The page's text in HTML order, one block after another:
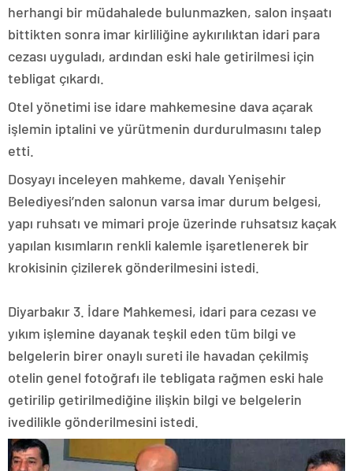
herhangi bir müdahalede bulunmazken, salon inşaatı
bittikten sonra imar kirliliğine aykırılıktan idari para
cezası uyguladı, ardından eski hale getirilmesi için
tebligat çıkardı.
Otel yönetimi ise idare mahkemesine dava açarak
işlemin iptalini ve yürütmenin durdurulmasını talep
etti.
Dosyayı inceleyen mahkeme, davalı Yenişehir
Belediyesi’nden salonun varsa imar durum belgesi,
yapı ruhsatı ve mimari proje üzerinde ruhsatsız kaçak
yapılan kısımların renkli kalemle işaretlenerek bir
krokisinin çizilerek gönderilmesini istedi.
Diyarbakır 3. İdare Mahkemesi, idari para cezası ve
yıkım işlemine dayanak teşkil eden tüm bilgi ve
belgelerin birer onaylı sureti ile havadan çekilmiş
otelin genel fotoğrafı ile tebligata rağmen eski hale
getirilip getirilmediğine ilişkin bilgi ve belgelerin
ivedilikle gönderilmesini istedi.